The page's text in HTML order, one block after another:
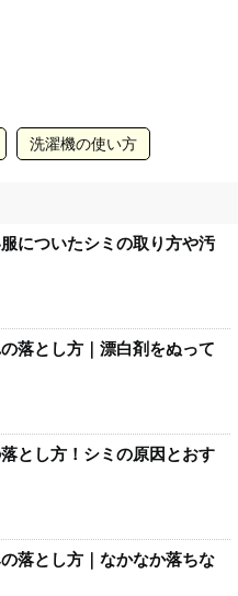
洗濯機の使い方
についたシミの取り方や汚
落とし方｜漂白剤をぬって
とし方！シミの原因とおす
落とし方｜なかなか落ちな